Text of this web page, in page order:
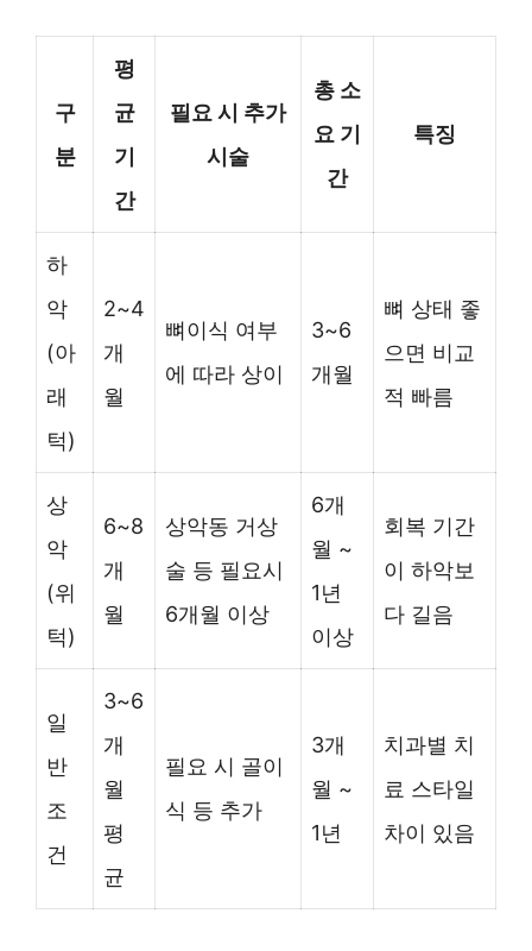
구
분
평
균
기
간
필요 시 추가
시술
총 소
요 기
간
특징
하
악
(아
래
턱)
2~4
개
월
뼈이식 여부
에 따라 상이
3~6
개월
뼈 상태 좋
으면 비교
적 빠름
상
악
(위
턱)
6~8
개
월
상악동 거상
술 등 필요시
6개월 이상
6개
월 ~
1년
이상
회복 기간
이 하악보
다 길음
일
반
조
건
3~6
개
월
평
균
필요 시 골이
식 등 추가
3개
월 ~
1년
치과별 치
료 스타일
차이 있음